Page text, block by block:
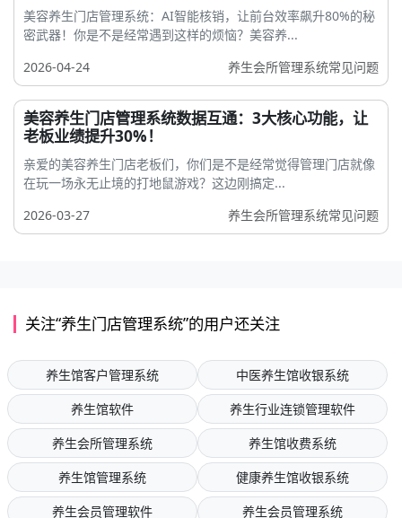
美容养生门店管理系统：AI智能核销，让前台效率飙升80%的秘
密武器！你是不是经常遇到这样的烦恼？美容养...
2026-04-24
养生会所管理系统常见问题
美容养生门店管理系统数据互通：3大核心功能，让
老板业绩提升30%！
亲爱的美容养生门店老板们，你们是不是经常觉得管理门店就像
在玩一场永无止境的打地鼠游戏？这边刚搞定...
2026-03-27
养生会所管理系统常见问题
关注“养生门店管理系统”的用户还关注
养生馆客户管理系统
中医养生馆收银系统
养生馆软件
养生行业连锁管理软件
养生会所管理系统
养生馆收费系统
养生馆管理系统
健康养生馆收银系统
养生会员管理软件
养生会员管理系统